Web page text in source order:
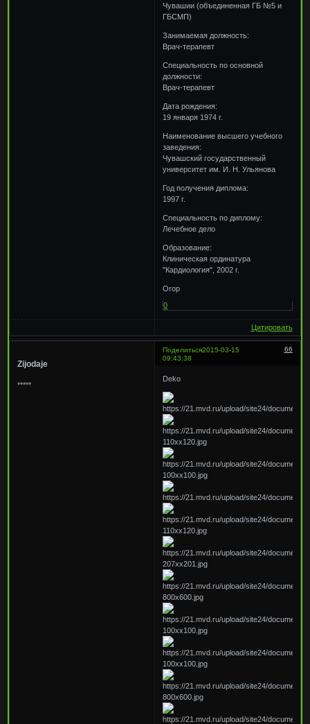
Чувашии (объединенная ГБ №5 и
ГБСМП)
Занимаемая должность:
Врач-терапевт
Специальность по основной
должности:
Врач-терапевт
Дата рождения:
19 января 1974 г.
Наименование высшего учебного
заведения:
Чувашский государственный
университет им. И. Н. Ульянова
Год получения диплома:
1997 г.
Специальность по диплому:
Лечебное дело
Образование:
Клиническая ординатура
"Кардиология", 2002 г.
Orop
0
Цитировать
Поделиться 66
2015-03-15
09:43:38
Zijodaje
*****
Deko